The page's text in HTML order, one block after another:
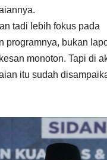
tadi lebih fokus pada
programnya, bukan
monoton. Tapi di
itu sudah